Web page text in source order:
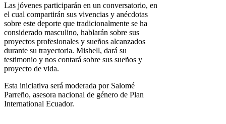
Las jóvenes participarán en un conversatorio, en
el cual compartirán sus vivencias y anécdotas
sobre este deporte que tradicionalmente se ha
considerado masculino, hablarán sobre sus
proyectos profesionales y sueños alcanzados
durante su trayectoria. Mishell, dará su
testimonio y nos contará sobre sus sueños y
proyecto de vida.
Esta iniciativa será moderada por Salomé
Parreño, asesora nacional de género de Plan
International Ecuador.